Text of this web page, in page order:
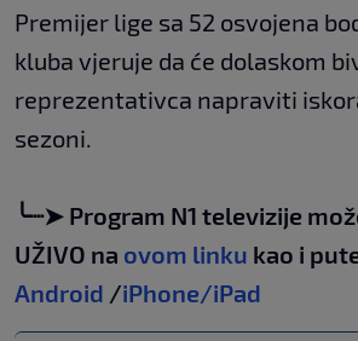
Premijer lige sa 52 osvojena
kluba vjeruje da će dolaskom
reprezentativca napraviti
sezoni.
╰┈➤ Program N1 televizije
UŽIVO na ovom linku kao i
Android /iPhone/iPad